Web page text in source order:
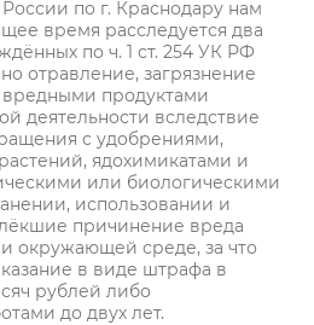
по г. Краснодару нам
время расследуется два
по ч. 1 ст. 254 УК РФ
отравление, загрязнение
продуктами
деятельности вследствие
с удобрениями,
ядохимикатами и
или биологическими
использовании и
причинение вреда
окружающей среде, за что
в виде штрафа в
рублей либо
до двух лет.